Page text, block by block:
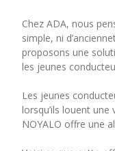
Chez ADA, nous
simple, ni
proposons une
les jeunes
Les jeunes
lorsqu’ils louent
NOYALO offre une